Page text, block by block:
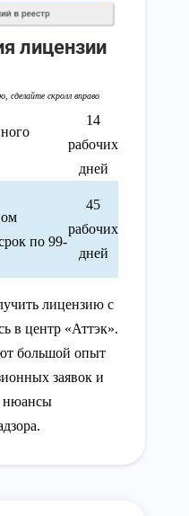
лицензии
14
рабочих
дней
по 99-
45
рабочих
дней
лицензию с
в центр «Аттэк».
большой опыт
заявок и
нюансы